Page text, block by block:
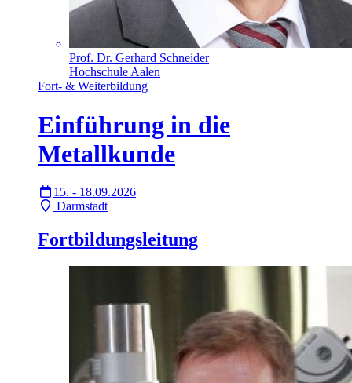
Prof. Dr. Gerhard Schneider
Hochschule Aalen
Fort- & Weiterbildung
Einführung in die
Metallkunde
15. - 18.09.2026
Darmstadt
Fortbildungsleitung